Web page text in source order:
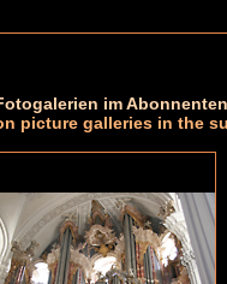
im
picture galleries in the